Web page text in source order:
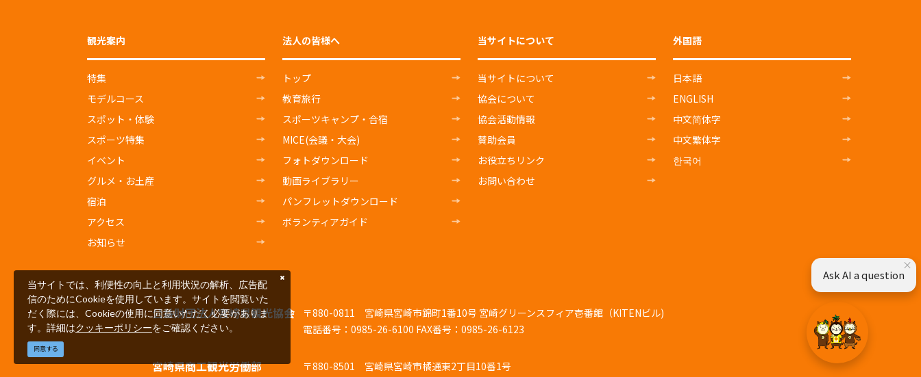
観光案内
特集
モデルコース
スポット・体験
スポーツ特集
イベント
グルメ・お土産
宿泊
アクセス
お知らせ
法人の皆様へ
トップ
教育旅行
スポーツキャンプ・合宿
MICE(会議・大会)
フォトダウンロード
動画ライブラリー
パンフレットダウンロード
ボランティアガイド
当サイトについて
当サイトについて
協会について
協会活動情報
賛助会員
お役立ちリンク
お問い合わせ
外国語
日本語
ENGLISH
中文简体字
中文繁体字
한국어
公益財団法人宮崎県観光協会 〒880-0811 宮崎県宮崎市錦町1番10号 宮崎グリーンスフィア壱番館（KITENビル)
電話番号：0985-26-6100 FAX番号：0985-26-6123
宮崎県商工観光労働部
〒880-8501 宮崎県宮崎市橘通東2丁目10番1号
当サイトでは、利便性の向上と利用状況の解析、広告配
信のためにCookieを使用しています。サイトを閲覧いた
だく際には、Cookieの使用に同意いただく必要がありま
す。詳細はクッキーポリシーをご確認ください。
同意する
×
Ask AI a question